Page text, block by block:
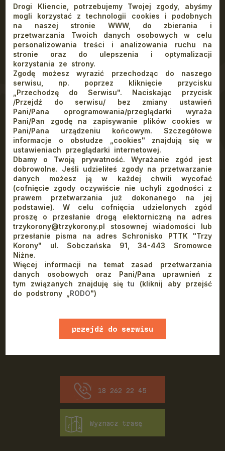
Galeria
Kontakt Blog Rezerwacja Praca
Co oferujemy
Pakiety
Dla firm
Dla rodzin
Restauracja w Szczawnicy
Ognisko w górach
Wakacje w górach z dziećmi 2026
Lato w Pieninach 2026
dodatkowe
Dojazd
RODO
Polityka Prywatności
Bezpieczne schronisko
Kontakt z nami
Schronisko PTTK "Orlica"
34-460 Szczawnica
(+48) 18 262 22 45
Email:orlica@orlica.com
18 262 22 45
Wyznacz trasę
Drogi Kliencie, potrzebujemy Twojej zgody, abyśmy
mogli korzystać z technologii cookies i podobnych
na naszej stronie WWW, do zbierania i
przetwarzania Twoich danych osobowych w celu
personalizowania treści i analizowania ruchu na
stronie oraz do ulepszenia i optymalizacji
korzystania ze strony.
Zgodę możesz wyrazić przechodząc do naszego
serwisu, np. poprzez kliknięcie przycisku
„Przechodzę do Serwisu". Naciskając przycisk
/Przejdź do serwisu/ bez zmiany ustawień
Pani/Pana oprogramowania/przeglądarki wyraża
Pani/Pan zgodę na zapisywanie plików cookies w
Pani/Pana urządzeniu końcowym. Szczegółowe
informacje o obsłudze „cookies" znajdują się w
ustawieniach przeglądarki internetowej.
Dbamy o Twoją prywatność. Wyrażanie zgód jest
dobrowolne. Jeśli udzieliłeś zgody na przetwarzanie
danych możesz ją w każdej chwili wycofać
(cofnięcie zgody oczywiście nie uchyli zgodności z
prawem przetwarzania już dokonanego na jej
podstawie). W celu cofnięcia udzielonych zgód
proszę o przesłanie drogą elektorniczną na adres
trzykorony@trzykorony.pl stosownej wiadomości lub
przesłanie pisma na adres Schronisko PTTK "Trzy
Korony" ul. Sobczańska 91, 34-443 Sromowce
Niżne.
Więcej informacji na temat zasad przetwarzania
danych osobowych oraz Pani/Pana uprawnień z
tym związanych znajduję siętu (kliknij aby przejść
do podstrony „ RODO")
przejdź do serwisu